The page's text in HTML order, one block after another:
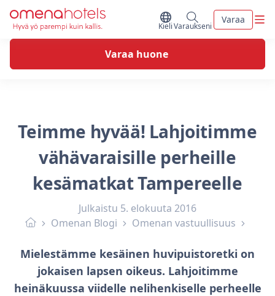
Skip to content
Vaihda kieltä
Kieli Minun varaukseni
Varaukseni
Varaa
Varaa huone
Teimme hyvää! Lahjoitimme
vähävaraisille perheille
kesämatkat Tampereelle
Julkaistu 5. elokuuta 2016
Omenan Blogi
Omenan vastuullisuus
Mielestämme kesäinen huvipuistoretki on
jokaisen lapsen oikeus. Lahjoitimme
heinäkuussa viidelle nelihenkiselle perheelle